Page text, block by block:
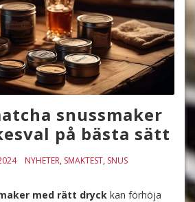
snussmaker
på bästa sätt
NYHETER, SMAKTEST, SNUS
med rätt dryck kan förhöja